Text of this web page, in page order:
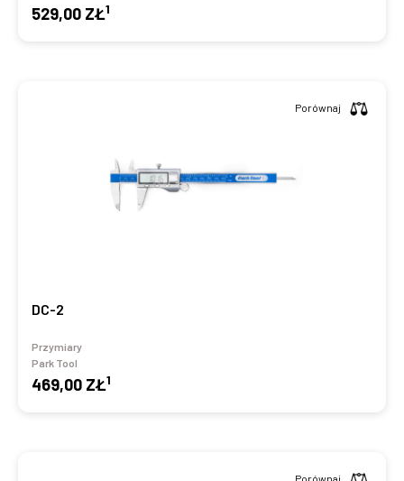
529,00 ZŁ1
DC-2
Przymiary
Park Tool
469,00 ZŁ1
Porównaj
Porównaj